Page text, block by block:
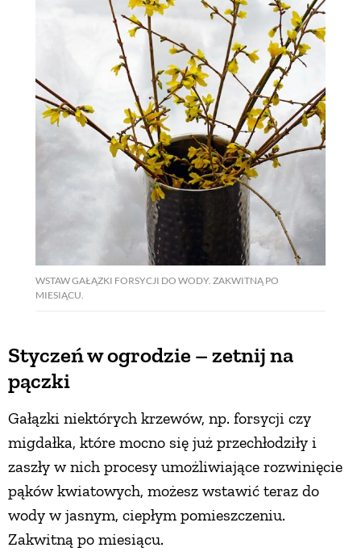
WSTAW GAŁĄZKI FORSYCJI DO WODY. ZAKWITNĄ PO
MIESIĄCU.
Styczeń w ogrodzie – zetnij na
pączki
Gałązki niektórych krzewów, np. forsycji czy
migdałka, które mocno się już przechłodziły i
zaszły w nich procesy umożliwiające rozwinięcie
pąków kwiatowych, możesz wstawić teraz do
wody w jasnym, ciepłym pomieszczeniu.
Zakwitną po miesiącu.